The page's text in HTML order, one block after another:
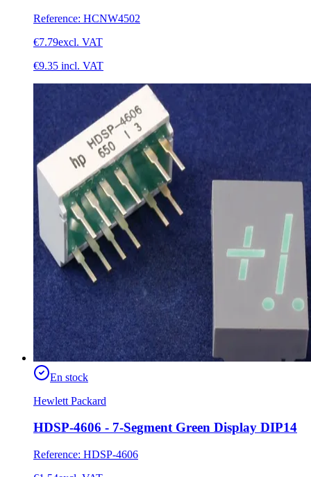
Reference: HCNW4502
€7.79excl. VAT
€9.35 incl. VAT
En stock
Hewlett Packard
HDSP-4606 - 7-Segment Green Display DIP14
Reference: HDSP-4606